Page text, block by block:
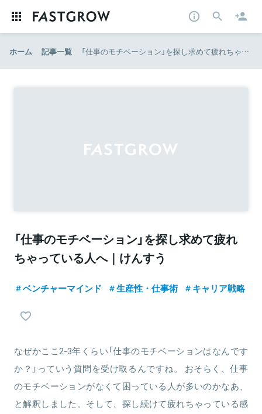
ホーム 記事一覧 「仕事のモチベーション」を探し求めて疲れちゃっている人へ｜けんすう
「仕事のモチベーション」を探し求めて疲れ
ちゃっている人へ｜けんすう
ベンチャーマインド 生産性・仕事術 キャリア戦略
なぜかここ2-3年くらい「仕事のモチベーションはなんです
か？」っていう質問を受け取るんですね。 おそらく、仕事
のモチベーションがなくて困っている人が多いのかなあ、
と解釈しました。そして、探し続けて疲れちゃっている感